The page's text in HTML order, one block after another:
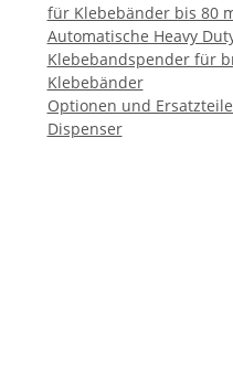
für Klebebänder bis 80
Automatische Heavy
Klebebandspender für
Klebebänder
Optionen und
Dispenser